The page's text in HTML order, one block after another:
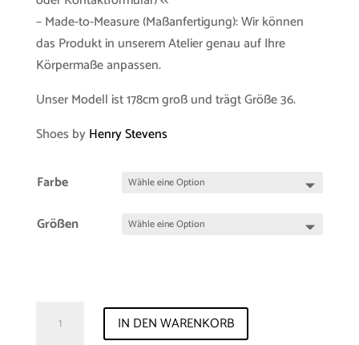
– Made-to-Measure (Maßanfertigung): Wir können
das Produkt in unserem Atelier genau auf Ihre
Körpermaße anpassen.
Unser Modell ist 178cm groß und trägt Größe 36.
Shoes byHenry Stevens
Farbe
Größen
"Aurelie"
IN DEN WARENKORB